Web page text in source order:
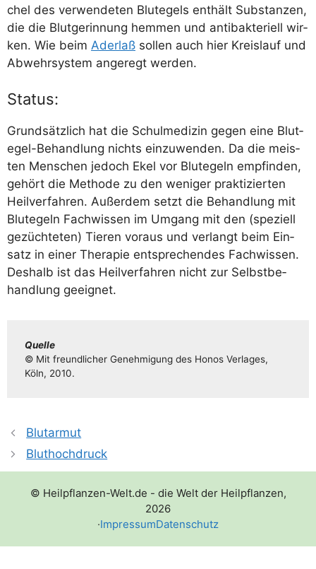
chel des ver­wen­de­ten Blut­egels ent­hält Sub­stan­zen,
die die Blut­ge­rin­nung hem­men und anti­bak­te­ri­ell wir­
ken. Wie beim Ader­laß sol­len auch hier Kreis­lauf und
Abwehr­sys­tem ange­regt werden.
Status:
Grund­sätz­lich hat die Schul­me­di­zin gegen eine Blut­
egel-Behand­lung nichts ein­zu­wen­den. Da die meis­
ten Men­schen jedoch Ekel vor Blut­egeln emp­fin­den,
gehört die Metho­de zu den weni­ger prak­ti­zier­ten
Heil­ver­fah­ren. Außer­dem setzt die Behand­lung mit
Blut­egeln Fach­wis­sen im Umgang mit den (spe­zi­ell
gezüch­te­ten) Tie­ren vor­aus und ver­langt beim Ein­
satz in einer The­ra­pie ent­spre­chen­des Fach­wis­sen.
Des­halb ist das Heil­ver­fah­ren nicht zur Selbst­be­
hand­lung geeignet.
Quel­le
© Mit freund­li­cher Geneh­mi­gung des Honos Ver­la­ges,
Köln, 2010.
Blutarmut
Bluthochdruck
© Heilpflanzen-Welt.de - die Welt der Heilpflanzen,
2026
·ImpressumDatenschutz